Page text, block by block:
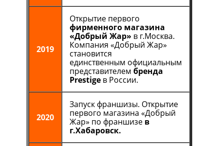
2019
Открытие первого
фирменного магазина
«Добрый Жар» в г.Москва.
Компания «Добрый Жар»
становится
единственным официальным
представителем бренда
Prestigeв России.
2020
Запуск франшизы. Открытие
первого магазина «Добрый
Жар» по франшизе в
г.Хабаровск.